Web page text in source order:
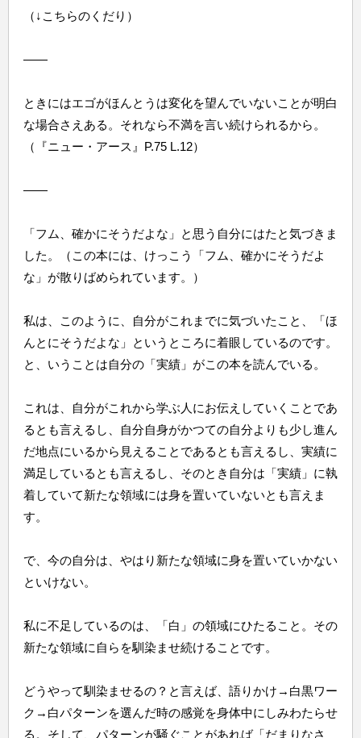
（↓こちらのくだり）
——
ときにはエゴがほんとうは変化を望んでいないことが明白
な場合さえある。それなら不満を言い続けられるから。
（『ニュー・アース』P.75 L.12）
——
「フム、確かにそうだよな」と思う自分にはたと気づきま
した。（この本には、けっこう「フム、確かにそうだよ
な」が散りばめられています。）
私は、このように、自分がこれまでに気づいたこと、「ほ
んとにそうだよな」というところに着眼しているのです。
と、いうことは自分の「実績」がこの本を読んでいる。
これは、自分がこれから学ぶ人にお伝えしていくことであ
るとも言えるし、自分自身がかつての自分よりも少し進ん
だ地点にいるから見えることであるとも言えるし、実績に
満足しているとも言えるし、そのとき自分は「実績」に執
着していて新たな領域には身を置いていないとも言えま
す。
で、今の自分は、やはり新たな領域に身を置いていかない
といけない。
私に不足しているのは、「白」の領域にひたること。その
新たな領域に自らを馴染ませ続けることです。
どうやって馴染ませるの？と言えば、語りかけ→白黒ワー
ク→白パターンを選んだ時の感覚を身体中にしみわたらせ
る。そして、パターンが騒ぐことがあれば「だまりなさ